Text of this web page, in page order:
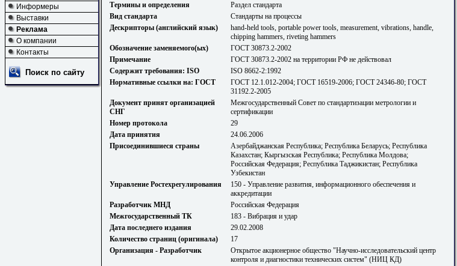
Информеры
Выставки
Реклама
О компании
Контакты
Поиск по сайту
Термины и определения
Раздел стандарта
Вид стандарта
Стандарты на процессы
Дескрипторы (английский язык)
hand-held tools, portable power tools, measurement, vibrations, handlе,
chipping hammers, riveting hammers
Обозначение заменяемого(ых)
ГОСТ 30873.2-2002
Примечание
ГОСТ 30873.2-2002 на территории РФ не действовал
Содержит требования: ISO
ISO 8662-2:1992
Нормативные ссылки на: ГОСТ
ГОСТ 12.1.012-2004; ГОСТ 16519-2006; ГОСТ 24346-80; ГОСТ
31192.2-2005
Документ принят организацией
СНГ
Межгосударственный Совет по стандартизации метрологии и
сертификации
Номер протокола
29
Дата принятия
24.06.2006
Присоединившиеся страны
Азербайджанская Республика; Республика Беларусь; Республика
Казахстан; Кыргызская Республика; Республика Молдова;
Российская Федерация; Республика Таджикистан; Республика
Узбекистан
Управление Ростехрегулирования
150 - Управление развития, информационного обеспечения и
аккредитации
Разработчик МНД
Российская Федерация
Межгосударственный ТК
183 - Вибрация и удар
Дата последнего издания
29.02.2008
Количество страниц (оригинала)
17
Организация - Разработчик
Открытое акционерное общество "Научно-исследовательский центр
контроля и диагностики технических систем" (НИЦ КД)